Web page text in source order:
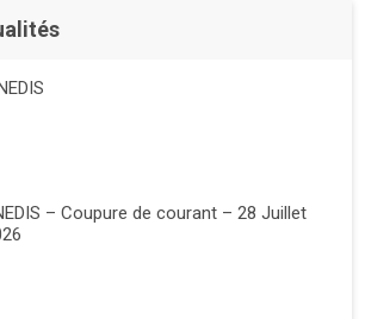
– Coupure de courant – 28 Juillet